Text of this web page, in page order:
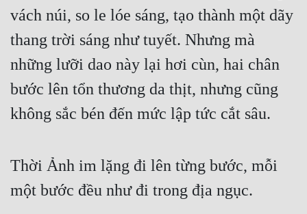
Cơ Trí
Sát Phạt Quyết Đoán
Vô Sỉ
Điềm Đạm
vách núi, so le lóe sáng, tạo thành một dãy
thang trời sáng như tuyết. Nhưng mà
những lưỡi dao này lại hơi cùn, hai chân
bước lên tổn thương da thịt, nhưng cũng
không sắc bén đến mức lập tức cắt sâu.
Thời Ảnh im lặng đi lên từng bước, mỗi
một bước đều như đi trong địa ngục.